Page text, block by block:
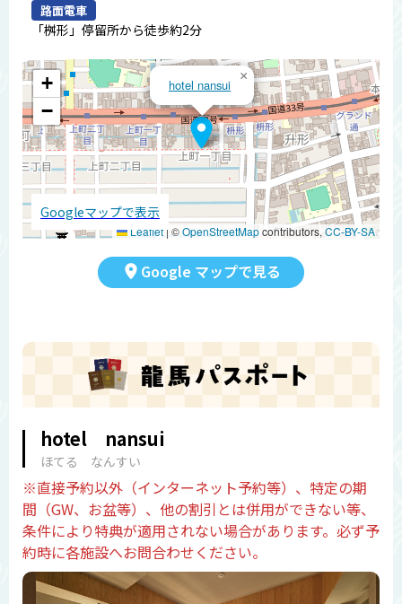
路面電車
「桝形」停留所から徒歩約2分
hotel nansui
×
+
−
Leaflet | ©OpenStreetMapcontributors, CC-BY-SA
Googleマップで表示
Google マップで見る
hotel nansui
ほてる なんすい
※直接予約以外（インターネット予約等）、特定の期
間（GW、お盆等）、他の割引とは併用ができない等、
条件により特典が適用されない場合があります。必ず予
約時に各施設へお問合わせください。